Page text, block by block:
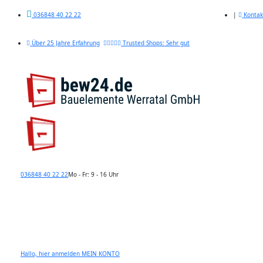
036848 40 22 22 |
Über 25 Jahre Erfahrung Trusted Shops: Sehr gut
036848 40 22 22Mo - Fr: 9 - 16 Uhr
Hallo, hier anmelden MEIN KONTO